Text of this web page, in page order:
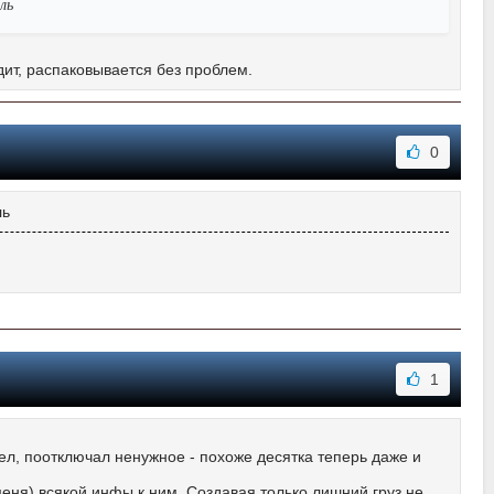
распаковывается без проблем.
0
1
поотключал ненужное - похоже десятка теперь даже и